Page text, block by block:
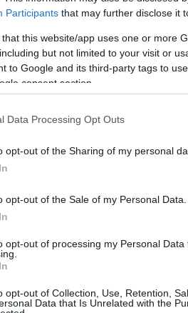
Participants that may further disclose it
that this website/app uses one or more
but not limited to your visit or
to Google and its third-party tags to
consent section.
Data Processing Opt Outs
opt-out of the Sharing of my personal
opt-out of the Sale of my Personal Data.
opt-out of processing my Personal Data
opt-out of Collection, Use, Retention,
Data that Is Unrelated with the
és a belső tér tágas
családok és barátok számára is